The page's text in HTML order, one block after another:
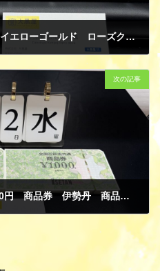
貴金属 ジュエリー K18 イエローゴールド ローズクオーツ リング 指輪 買取
次の記事
全国共通百貨店商品券 1000円 商品券 伊勢丹 商品券 金券 買取